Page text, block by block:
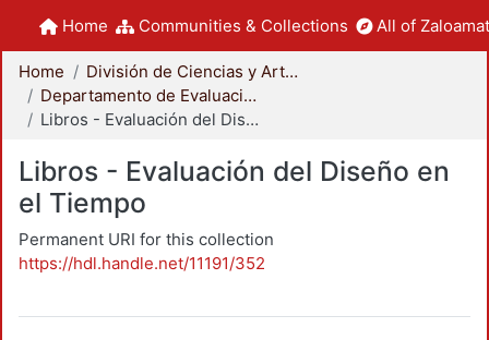
Home Communities & Collections All of
Home
División de Ciencias y Artes para el Diseño
Departamento de Evaluación del Diseño en el Tiempo
Libros - Evaluación del Diseño en el Tiempo
Libros - Evaluación del Diseño en
el Tiempo
Permanent URI for this collection
https://hdl.handle.net/11191/352